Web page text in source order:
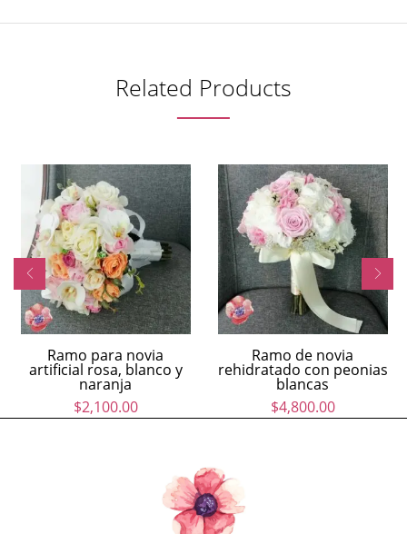
Related Products
Ramo para novia
artificial rosa, blanco y
naranja
$2,100.00
Ramo de novia
rehidratado con peonias
blancas
$4,800.00